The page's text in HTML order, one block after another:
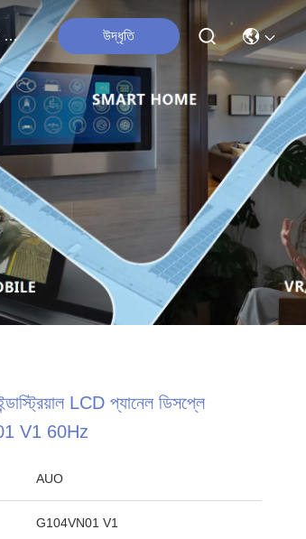
আমাদের সাথে যোগাযোগ উদ্ধৃতি
LCD প্যানেল ডিসপ্লে
V1 60Hz
AUO
G104VN01 V1